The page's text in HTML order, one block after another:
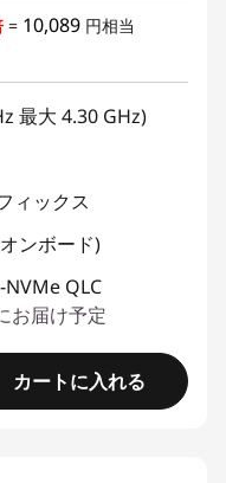
= 10,089 円相当
最大 4.30 GHz)
ィックス
ンボード)
NVMe QLC
お届け予定
カートに入れる